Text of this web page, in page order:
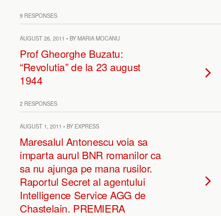
9 RESPONSES
AUGUST 26, 2011 • BY MARIA MOCANU
Prof Gheorghe Buzatu:
“Revolutia” de la 23 august
1944
2 RESPONSES
AUGUST 1, 2011 • BY EXPRESS
Maresalul Antonescu voia sa
imparta aurul BNR romanilor ca
sa nu ajunga pe mana rusilor.
Raportul Secret al agentului
Intelligence Service AGG de
Chastelain. PREMIERA